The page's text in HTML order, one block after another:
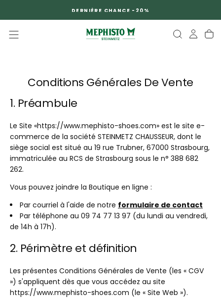
DERNIÈRE CHANCE -20%
Conditions Générales De Vente
1. Préambule
Le Site «https://www.mephisto-shoes.com» est le site e-
commerce de la société STEINMETZ CHAUSSEUR, dont le
siège social est situé au 19 rue Trubner, 67000 Strasbourg,
immatriculée au RCS de Strasbourg sous le n° 388 682
262.
Vous pouvez joindre la Boutique en ligne :
Par courriel à l'aide de notre formulaire de contact
Par téléphone au 09 74 77 13 97 (du lundi au vendredi,
de 14h à 17h).
2. Périmètre et définition
Les présentes Conditions Générales de Vente (les « CGV
») s'appliquent dès que vous accédez au site
https://www.mephisto-shoes.com (le « Site Web »).